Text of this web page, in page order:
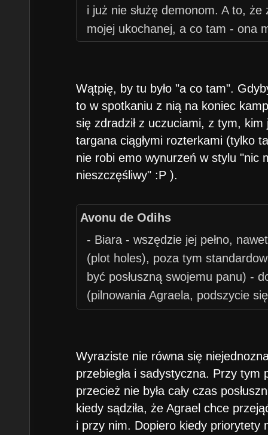
i już nie służę demonom. A to, że
mojej ukochanej, a co tam - ona
Wątpię, by tu było "a co tam".
to w spotkaniu z nią na koniec
się zdradził z uczuciami, z tym,
targana ciągłymi rozterkami (tylko
nie robi emo wynurzeń w stylu "nic
nieszczęśliwy" :P ).
Avonu de Odihs
- Biara - wszędzie jej pełno,
(plot holes), poza tym
być posłuszną swojemu panu) -
(pilnowania Agraela, podszycie
wykonuje.
Wyraziste nie równa się
przebiegła i sadystyczna. Przy tym
przecież nie była cały czas
kiedy sądziła, że Agrael chce
i przy nim. Dopiero kiedy priorytety